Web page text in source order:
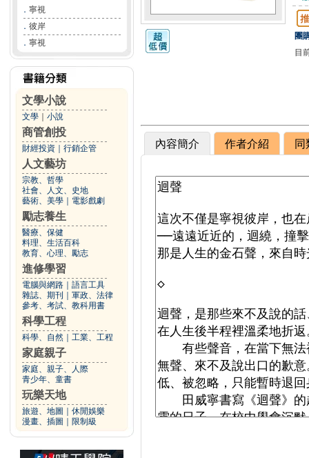
． 寧視
． 彼岸
． 寧視
文學小說
文學 小說
商管創投
財經投資 行銷企管
人文藝坊
宗教、哲學
社會、人文、史地
藝術、美學
電影戲劇
勵志養生
醫療、保健
料理、生活百科
教育、心理、勵志
進修學習
電腦與網路
語言工具
雜誌、期刊
軍政、法律
參考、考試、教科用書
科學工程
科學、自然 工業、工程
家庭親子
家庭、親子、人際
青少年、童書
玩樂天地
旅遊、地圖
休閒娛樂
漫畫、插圖
限制級
團
目
內容簡介 作者介紹 同